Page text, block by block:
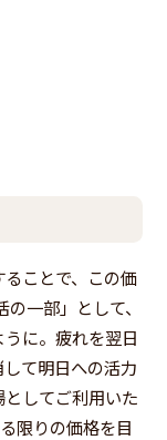
ことで、この価
一部」として、
に。疲れを翌日
て明日への活力
してご利用いた
限りの価格を目